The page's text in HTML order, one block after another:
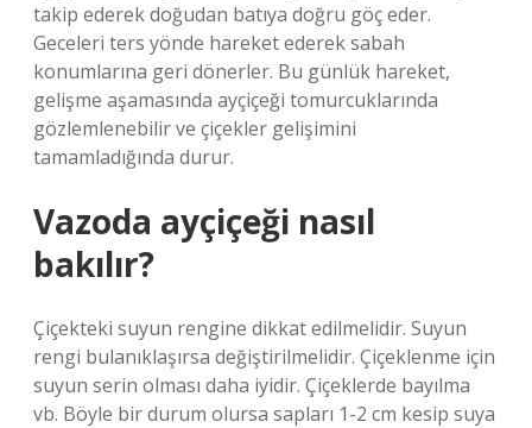
takip ederek doğudan batıya doğru göç eder.
Geceleri ters yönde hareket ederek sabah
konumlarına geri dönerler. Bu günlük hareket,
gelişme aşamasında ayçiçeği tomurcuklarında
gözlemlenebilir ve çiçekler gelişimini
tamamladığında durur.
Vazoda ayçiçeği nasıl
bakılır?
Çiçekteki suyun rengine dikkat edilmelidir. Suyun
rengi bulanıklaşırsa değiştirilmelidir. Çiçeklenme için
suyun serin olması daha iyidir. Çiçeklerde bayılma
vb. Böyle bir durum olursa sapları 1-2 cm kesip suya